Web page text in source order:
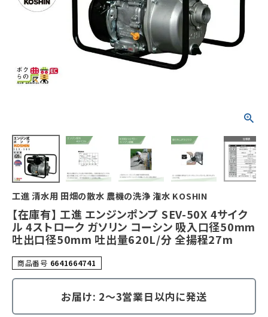
工進 清水用 田畑の散水 農機の洗浄 潅水 KOSHIN
【在庫有】 工進 エンジンポンプ SEV-50X 4サイク
ル 4ストローク ガソリン コーシン 吸入口径50mm
吐出口径50mm 吐出量620L/分 全揚程27m
商品番号 6641664741
お届け: 2～3営業日以内に発送